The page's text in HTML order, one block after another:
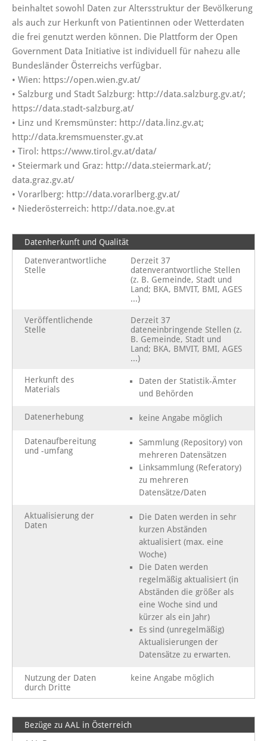
beinhaltet sowohl Daten zur Altersstruktur der Bevölkerung
als auch zur Herkunft von Patientinnen oder Wetterdaten
die frei genutzt werden können. Die Plattform der Open
Government Data Initiative ist individuell für nahezu alle
Bundesländer Österreichs verfügbar.
• Wien: https://open.wien.gv.at/
• Salzburg und Stadt Salzburg: http://data.salzburg.gv.at/;
https://data.stadt-salzburg.at/
• Linz und Kremsmünster: http://data.linz.gv.at;
http://data.kremsmuenster.gv.at
• Tirol: https://www.tirol.gv.at/data/
• Steiermark und Graz: http://data.steiermark.at/;
data.graz.gv.at/
• Vorarlberg: http://data.vorarlberg.gv.at/
• Niederösterreich: http://data.noe.gv.at
Datenherkunft und Qualität
Datenverantwortliche
Stelle
Derzeit 37
datenverantwortliche Stellen
(z. B. Gemeinde, Stadt und
Land; BKA, BMVIT, BMI, AGES
...)
Veröffentlichende
Stelle
Derzeit 37
dateneinbringende Stellen (z.
B. Gemeinde, Stadt und
Land; BKA, BMVIT, BMI, AGES
...)
Herkunft des
Materials
Daten der Statistik-Ämter
und Behörden
Datenerhebung keine Angabe möglich
Datenaufbereitung
und -umfang
Sammlung (Repository) von
mehreren Datensätzen
Linksammlung (Referatory)
zu mehreren
Datensätze/Daten
Aktualisierung der
Daten
Die Daten werden in sehr
kurzen Abständen
aktualisiert (max. eine
Woche)
Die Daten werden
regelmäßig aktualisiert (in
Abständen die größer als
eine Woche sind und
kürzer als ein Jahr)
Es sind (unregelmäßig)
Aktualisierungen der
Datensätze zu erwarten.
Nutzung der Daten
durch Dritte
keine Angabe möglich
Bezüge zu AAL in Österreich